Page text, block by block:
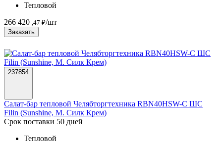
Тепловой
266 420 ,47 ₽/шт
Заказать
237854
Салат-бар тепловой Челябторгтехника RBN40HSW-С ШС
Filin (Sunshine, М. Силк Крем)
Срок поставки 50 дней
Тепловой